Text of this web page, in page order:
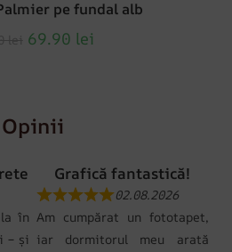
pe fundal alb
69.90 lei
Opinii
în
– și
Grafică fantastică!
02.08.2026
Am cumpărat un fototapet,
iar dormitorul meu arată